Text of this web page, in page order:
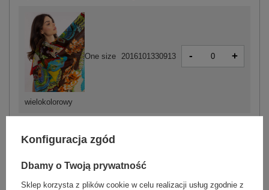
wielokolorowy
One size 2016101330913 - +
One size 2016101330890
Konfiguracja zgód
Dbamy o Twoją prywatność
Sklep korzysta z plików cookie w celu realizacji usług zgodnie z